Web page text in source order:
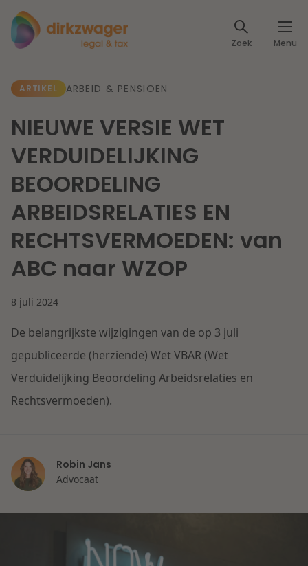
Zoek Menu
Expertises
Fiscaal
Arbeid & Pensioen
IT & Privacy
IE & Innovatie
Herstructurering & Insolventie
Energie
Vastgoed
Aanbesteding & Mededinging
Dichtbij de kansen en uitdagingen in de
Dichtbij de wendbare onderneming
Artikelen
Klantcases
Events
Specialisten
Over ons
Over Dirkzwager
Internationale partners
Nieuws
Werken bij
Contact
Nederlands
ARTIKEL ARBEID & PENSIOEN
NIEUWE VERSIE WET
VERDUIDELIJKING
BEOORDELING
ARBEIDSRELATIES EN
RECHTSVERMOEDEN: van
ABC naar WZOP
8 juli 2024
De belangrijkste wijzigingen van de op 3 juli
gepubliceerde (herziende) Wet VBAR (Wet
Verduidelijking Beoordeling Arbeidsrelaties en
Rechtsvermoeden).
Robin Jans
Advocaat